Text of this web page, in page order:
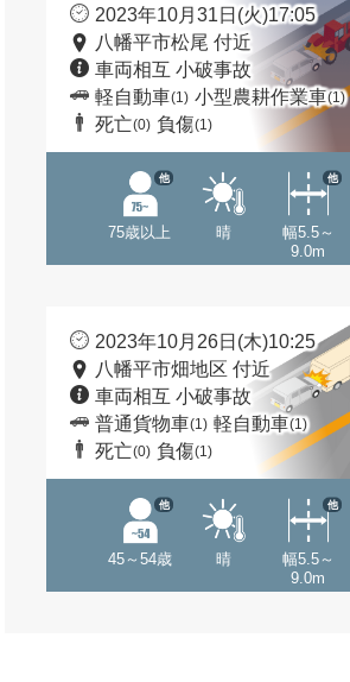
2023年10月31日(火)17:05
八幡平市松尾 付近
車両相互 小破事故
軽自動車(1) 小型農耕作業車(1)
死亡(0) 負傷(1)
75歳以上
他
晴
幅5.5～
9.0m
他
2023年10月26日(木)10:25
八幡平市畑地区 付近
車両相互 小破事故
普通貨物車(1) 軽自動車(1)
死亡(0) 負傷(1)
45～54歳
他
晴
幅5.5～
9.0m
他